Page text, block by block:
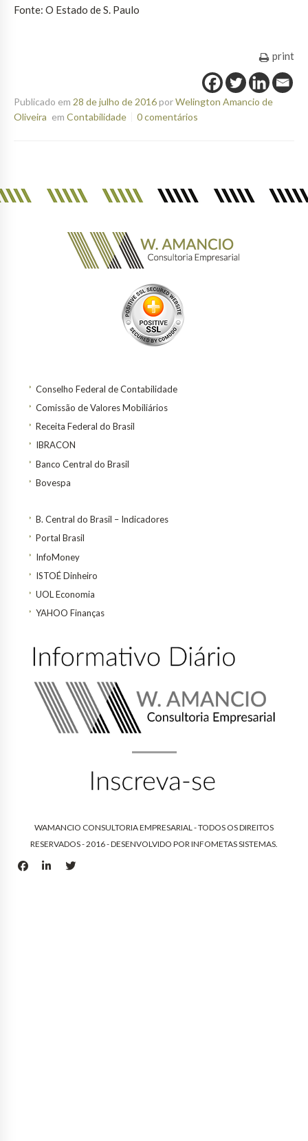
Fonte: O Estado de S. Paulo
print
Publicado em 28 de julho de 2016porWelington Amancio de
Oliveira em Contabilidade 0 comentários
Conselho Federal de Contabilidade
Comissão de Valores Mobiliários
Receita Federal do Brasil
IBRACON
Banco Central do Brasil
Bovespa
B. Central do Brasil – Indicadores
Portal Brasil
InfoMoney
ISTOÉ Dinheiro
UOL Economia
YAHOO Finanças
WAMANCIO CONSULTORIA EMPRESARIAL - TODOS OS DIREITOS
RESERVADOS - 2016 - DESENVOLVIDO POR INFOMETAS SISTEMAS